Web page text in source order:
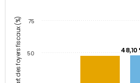
Part des foyers fiscaux (%) 48,10
50
75